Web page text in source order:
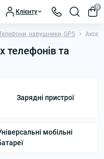
Клієнту
0
навушники, GPS
телефонів та
Зарядні пристрої
мобільні